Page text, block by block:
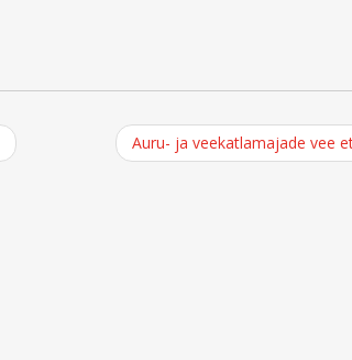
Auru- ja veekatlamajade vee